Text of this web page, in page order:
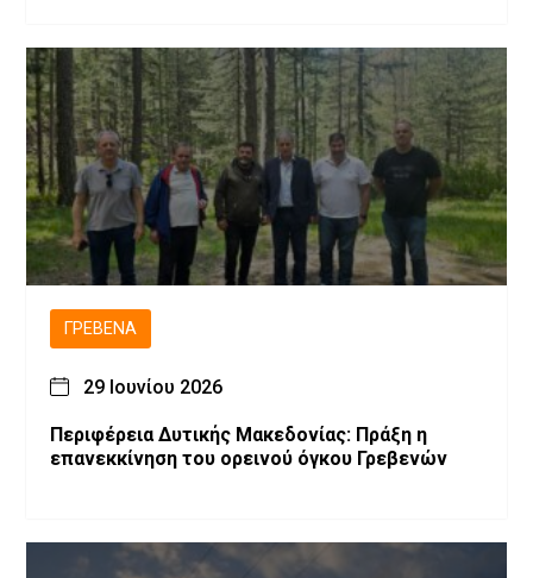
ΓΡΕΒΕΝΆ
29 Ιουνίου 2026
Περιφέρεια Δυτικής Μακεδονίας: Πράξη η
επανεκκίνηση του ορεινού όγκου Γρεβενών